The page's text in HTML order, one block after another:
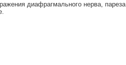
диафрагмального нерва, пареза